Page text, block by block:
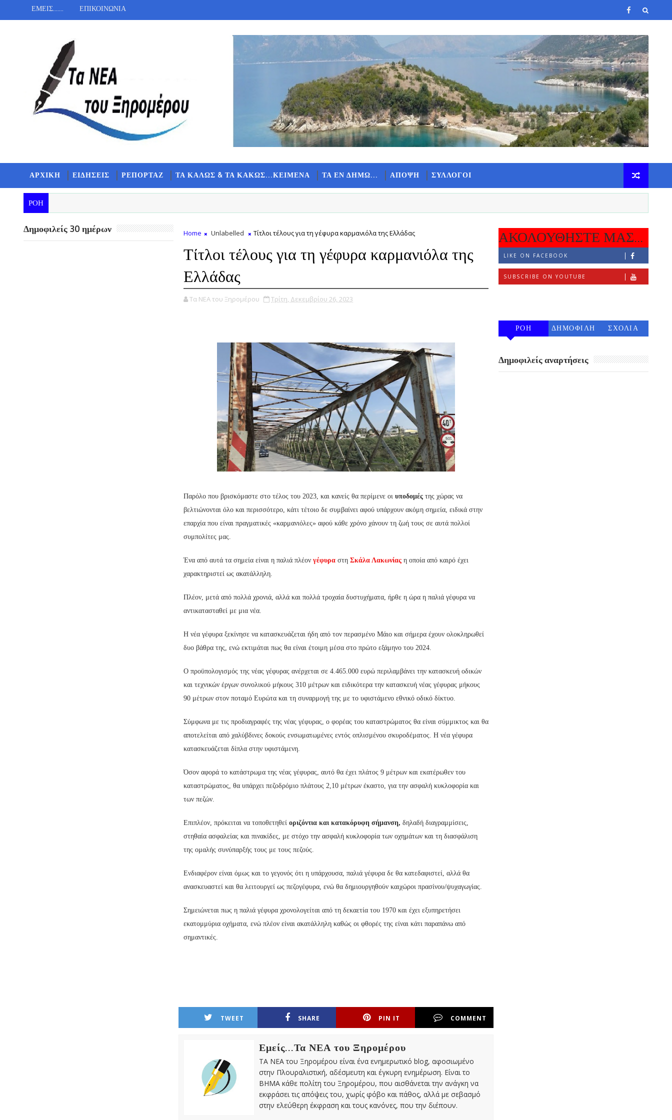
ΕΜΕΙΣ....... ΕΠΙΚΟΙΝΩΝΙΑ
ΑΡΧΙΚΗ ΕΙΔΗΣΕΙΣ ΡΕΠΟΡΤΑΖ ΤΑ ΚΑΛΩΣ & ΤΑ ΚΑΚΩΣ...ΚΕΙΜΕΝΑ ΤΑ ΕΝ ΔΗΜΩ... ΑΠΟΨΗ ΣΥΛΛΟΓΟΙ
ΡΟΗ
Δημοφιλείς 30 ημέρων Home Unlabelled Τίτλοι τέλους για τη γέφυρα καρμανιόλα της Ελλάδας
Τίτλοι τέλους για τη γέφυρα καρμανιόλα της
Ελλάδας
Τα ΝΕΑ του Ξηρομέρου Τρίτη, Δεκεμβρίου 26, 2023
Παρόλο που βρισκόμαστε στο τέλος του 2023, και κανείς θα περίμενε οι υποδομές της χώρας να
βελτιώνονται όλο και περισσότερο, κάτι τέτοιο δε συμβαίνει αφού υπάρχουν ακόμη σημεία, ειδικά στην
επαρχία που είναι πραγματικές «καρμανιόλες» αφού κάθε χρόνο χάνουν τη ζωή τους σε αυτά πολλοί
συμπολίτες μας.
Ένα από αυτά τα σημεία είναι η παλιά πλέον γέφυρα στη Σκάλα Λακωνίας η οποία από καιρό έχει
χαρακτηριστεί ως ακατάλληλη.
Πλέον, μετά από πολλά χρονιά, αλλά και πολλά τροχαία δυστυχήματα, ήρθε η ώρα η παλιά γέφυρα να
αντικατασταθεί με μια νέα.
Η νέα γέφυρα ξεκίνησε να κατασκευάζεται ήδη από τον περασμένο Μάιο και σήμερα έχουν ολοκληρωθεί
δυο βάθρα της, ενώ εκτιμάται πως θα είναι έτοιμη μέσα στο πρώτο εξάμηνο του 2024.
Ο προϋπολογισμός της νέας γέφυρας ανέρχεται σε 4.465.000 ευρώ περιλαμβάνει την κατασκευή οδικών
και τεχνικών έργων συνολικού μήκους 310 μέτρων και ειδικότερα την κατασκευή νέας γέφυρας μήκους
90 μέτρων στον ποταμό Ευρώτα και τη συναρμογή της με το υφιστάμενο εθνικό οδικό δίκτυο.
Σύμφωνα με τις προδιαγραφές της νέας γέφυρας, ο φορέας του καταστρώματος θα είναι σύμμικτος και θα
αποτελείται από χαλύβδινες δοκούς ενσωματωμένες εντός οπλισμένου σκυροδέματος. Η νέα γέφυρα
κατασκευάζεται δίπλα στην υφιστάμενη.
Όσον αφορά το κατάστρωμα της νέας γέφυρας, αυτό θα έχει πλάτος 9 μέτρων και εκατέρωθεν του
καταστρώματος, θα υπάρχει πεζοδρόμιο πλάτους 2,10 μέτρων έκαστο, για την ασφαλή κυκλοφορία και
των πεζών.
Επιπλέον, πρόκειται να τοποθετηθεί οριζόντια και κατακόρυφη σήμανση, δηλαδή διαγραμμίσεις,
στηθαία ασφαλείας και πινακίδες, με στόχο την ασφαλή κυκλοφορία των οχημάτων και τη διασφάλιση
της ομαλής συνύπαρξής τους με τους πεζούς.
Ενδιαφέρον είναι όμως και το γεγονός ότι η υπάρχουσα, παλιά γέφυρα δε θα κατεδαφιστεί, αλλά θα
ανασκευαστεί και θα λειτουργεί ως πεζογέφυρα, ενώ θα δημιουργηθούν καιχώροι πρασίνου/ψυχαγωγίας.
Σημειώνεται πως η παλιά γέφυρα χρονολογείται από τη δεκαετία του 1970 και έχει εξυπηρετήσει
εκατομμύρια οχήματα, ενώ πλέον είναι ακατάλληλη καθώς οι φθορές της είναι κάτι παραπάνω από
σημαντικές.
TWEET SHARE PIN IT COMMENT
Εμείς...Τα ΝΕΑ του Ξηρομέρου
ΤΑ ΝΕΑ του Ξηρομέρου είναι ένα ενημερωτικό blog, αφοσιωμένο
στην Πλουραλιστική, αδέσμευτη και έγκυρη ενημέρωση. Είναι το
ΒΗΜΑ κάθε πολίτη του Ξηρομέρου, που αισθάνεται την ανάγκη να
εκφράσει τις απόψεις του, χωρίς φόβο και πάθος, αλλά με σεβασμό
στην ελεύθερη έκφραση και τους κανόνες, που την διέπουν.
ΑΚΟΛΟΥΘΗΣΤΕ ΜΑΣ...
LIKE ON FACEBOOK
SUBSCRIBE ON YOUTUBE
ΡΟΗ
ΔΗΜΟΦΙΛΗ
ΣΧΟΛΙΑ
Δημοφιλείς αναρτήσεις